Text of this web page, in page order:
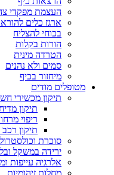
העצמת מפקדי
ארגז כלים
בכוחי להצליח
הורות בקלות
הטרדה מינית
סמים ולא נהנים
מיחזור בכיף
מטופלים מודים
תיקון מכשירי
תיקון
ריפוי
תיקון
סוכרת וכולסטרול
ירידה במשקל
אלרגיה עייפות
מחלות זיהומיות